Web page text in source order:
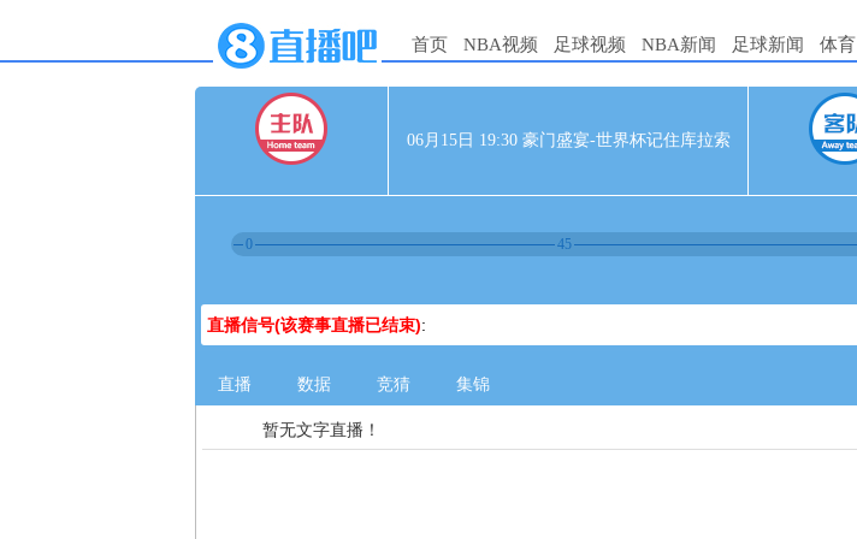
首页 NBA视频 足球视频 NBA新闻 足球新闻 体育
06月15日 19:30 豪门盛宴-世界杯记住库拉索
0 45
直播信号(该赛事直播已结束):
直播 数据 竞猜 集锦
暂无文字直播！